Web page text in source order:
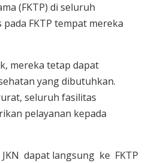
(FKTP) di seluruh
FKTP tempat mereka
mereka tetap dapat
yang dibutuhkan.
seluruh fasilitas
pelayanan kepada
dapat langsung ke FKTP